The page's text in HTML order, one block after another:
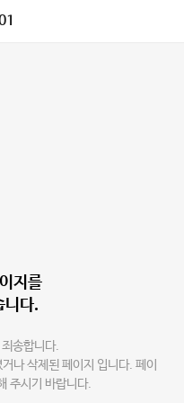
지를
니다.
송합니다.
나 삭제된 페이지 입니다. 페이
주시기 바랍니다.